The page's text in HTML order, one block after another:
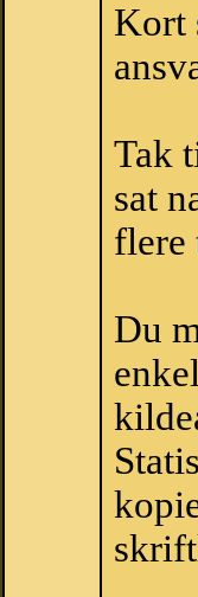
Kort
Tak
sat
flere
Du